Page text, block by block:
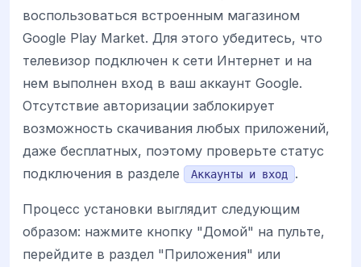
воспользоваться встроенным магазином
Google Play Market. Для этого убедитесь, что
телевизор подключен к сети Интернет и на
нем выполнен вход в ваш аккаунт Google.
Отсутствие авторизации заблокирует
возможность скачивания любых приложений,
даже бесплатных, поэтому проверьте статус
подключения в разделе
Аккаунты и вход .
Процесс установки выглядит следующим
образом: нажмите кнопку "Домой" на пульте,
перейдите в раздел "Приложения" или